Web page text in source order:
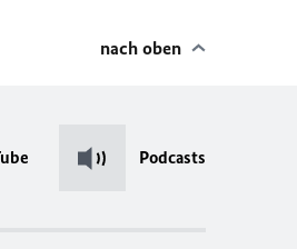
nach oben
Podcasts